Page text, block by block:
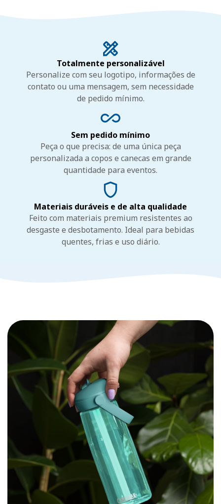
Totalmente personalizável
Personalize com seu logotipo, informações de
contato ou uma mensagem, sem necessidade
de pedido mínimo.
Sem pedido mínimo
Peça o que precisa: de uma única peça
personalizada a copos e canecas em grande
quantidade para eventos.
Materiais duráveis e de alta qualidade
Feito com materiais premium resistentes ao
desgaste e desbotamento. Ideal para bebidas
quentes, frias e uso diário.